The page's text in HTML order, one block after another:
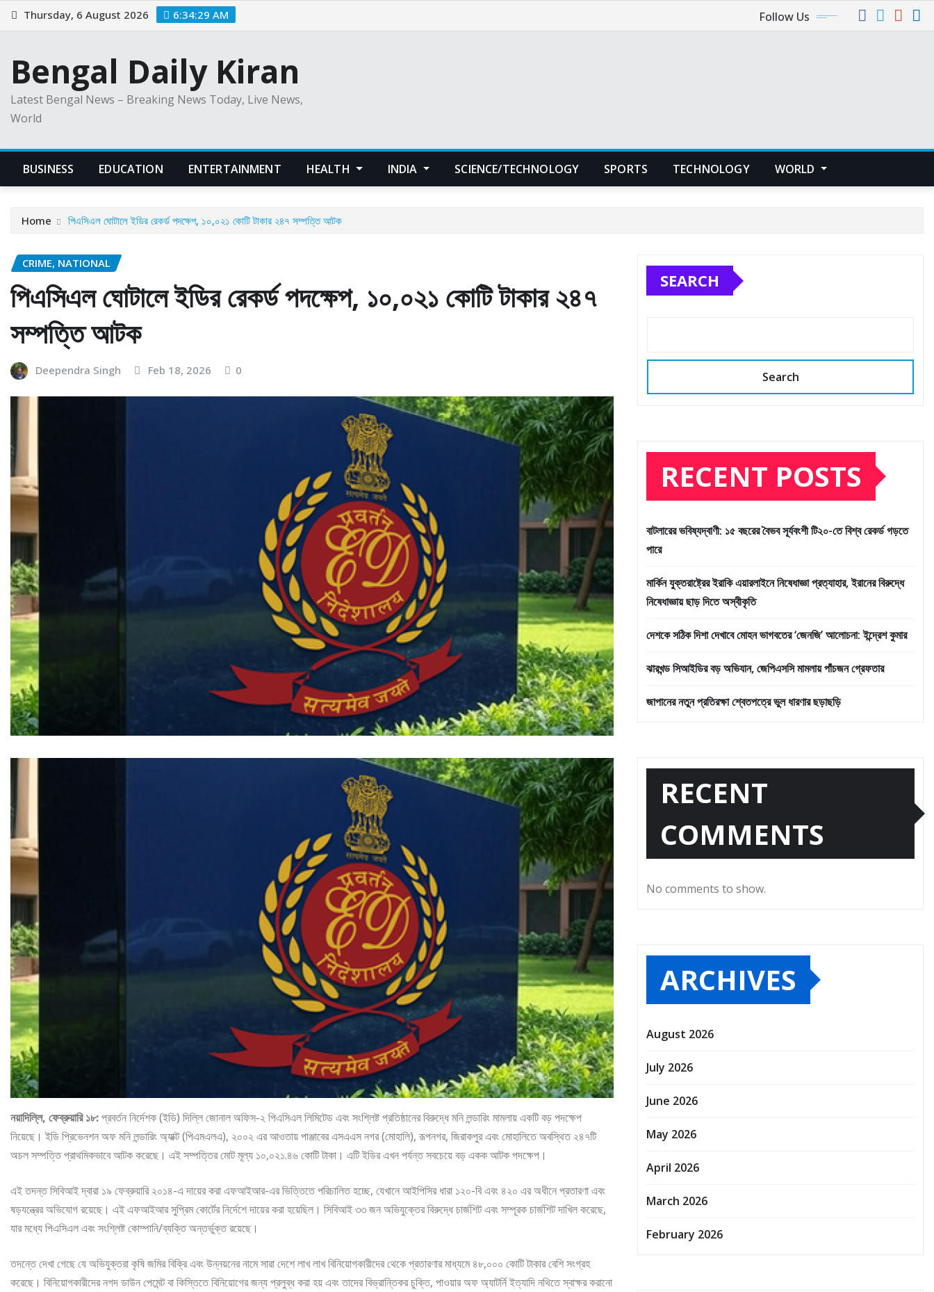
Skip
to
Thursday, 6 August 2026 6:34:31 AM Follow Us
Bengal Daily Kiran
Latest Bengal News – Breaking News Today, Live News,
World
BUSINESS EDUCATION ENTERTAINMENT HEALTH INDIA SCIENCE/TECHNOLOGY SPORTS TECHNOLOGY WORLD
Home পিএসিএল ঘোটালে ইডির রেকর্ড পদক্ষেপ, ১০,০২১ কোটি টাকার ২৪৭ সম্পত্তি আটক
CRIME, NATIONAL
পিএসিএল ঘোটালে ইডির রেকর্ড পদক্ষেপ, ১০,০২১ কোটি টাকার ২৪৭
সম্পত্তি আটক
Deependra Singh Feb 18, 2026 0
নয়াদিল্লি, ফেব্রুয়ারি ১৮:প্রবর্তন নির্দেশক (ইডি) দিল্লি জোনাল অফিস-২ পিএসিএল লিমিটেড এবং সংশ্লিষ্ট প্রতিষ্ঠানের বিরুদ্ধে মনি লন্ডারিং মামলায় একটি বড় পদক্ষেপ
নিয়েছে। ইডি প্রিভেনশন অফ মনি লন্ডারিং অ্যাক্ট (পিএমএলএ), ২০০২ এর আওতায় পাঞ্জাবের এসএএস নগর (মোহালি), রূপনগর, জিরাকপুর এবং মোহালিতে অবস্থিত ২৪৭টি
অচল সম্পত্তি প্রাথমিকভাবে আটক করেছে। এই সম্পত্তির মোট মূল্য ১০,০২১.৪৬ কোটি টাকা। এটি ইডির এখন পর্যন্ত সবচেয়ে বড় একক আটক পদক্ষেপ।
এই তদন্ত সিবিআই দ্বারা ১৯ ফেব্রুয়ারি ২০১৪-এ দায়ের করা এফআইআর-এর ভিত্তিতে পরিচালিত হচ্ছে, যেখানে আইপিসির ধারা ১২০-বি এবং ৪২০ এর অধীনে প্রতারণা এবং
ষড়যন্ত্রের অভিযোগ রয়েছে। এই এফআইআর সুপ্রিম কোর্টের নির্দেশে দায়ের করা হয়েছিল। সিবিআই ৩৩ জন অভিযুক্তের বিরুদ্ধে চার্জশিট এবং সম্পূরক চার্জশিট দাখিল করেছে,
যার মধ্যে পিএসিএল এবং সংশ্লিষ্ট কোম্পানি/ব্যক্তি অন্তর্ভুক্ত রয়েছে।
তদন্তে দেখা গেছে যে অভিযুক্তরা কৃষি জমির বিক্রি এবং উন্নয়নের নামে সারা দেশে লাখ লাখ বিনিয়োগকারীদের থেকে প্রতারণার মাধ্যমে ৪৮,০০০ কোটি টাকার বেশি সংগ্রহ
করেছে। বিনিয়োগকারীদের নগদ ডাউন পেমেন্ট বা কিস্তিতে বিনিয়োগের জন্য প্রলুব্ধ করা হয় এবং তাদের বিভ্রান্তিকর চুক্তি, পাওয়ার অফ অ্যাটর্নি ইত্যাদি নথিতে স্বাক্ষর করানো
SEARCH
Search
RECENT POSTS
বাটলারের ভবিষ্যদ্বাণী: ১৫ বছরের বৈভব সূর্যবংশী টি২০-তে বিশ্ব রেকর্ড গড়তে
পারে
মার্কিন যুক্তরাষ্ট্রের ইরাকি এয়ারলাইনে নিষেধাজ্ঞা প্রত্যাহার, ইরানের বিরুদ্ধে
নিষেধাজ্ঞায় ছাড় দিতে অস্বীকৃতি
দেশকে সঠিক দিশা দেখাবে মোহন ভাগবতের ‘জেনজি’ আলোচনা: ইন্দ্রেশ কুমার
ঝারখন্ড সিআইডির বড় অভিযান, জেপিএসসি মামলায় পাঁচজন গ্রেফতার
জাপানের নতুন প্রতিরক্ষা শ্বেতপত্রে ভুল ধারণার ছড়াছড়ি
RECENT
COMMENTS
No comments to show.
ARCHIVES
August 2026
July 2026
June 2026
May 2026
April 2026
March 2026
February 2026